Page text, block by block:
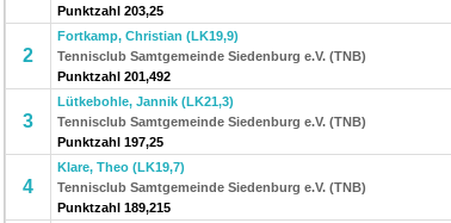
Punktzahl 203,25
2
Fortkamp, Christian (LK19,9)
Tennisclub Samtgemeinde Siedenburg e.V. (TNB)
Punktzahl 201,492
3
Lütkebohle, Jannik (LK21,3)
Tennisclub Samtgemeinde Siedenburg e.V. (TNB)
Punktzahl 197,25
4
Klare, Theo (LK19,7)
Tennisclub Samtgemeinde Siedenburg e.V. (TNB)
Punktzahl 189,215